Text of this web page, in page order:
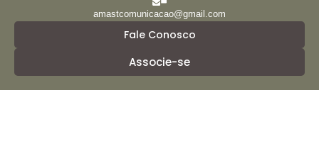
amastcomunicacao@gmail.com
Fale Conosco
Associe-se